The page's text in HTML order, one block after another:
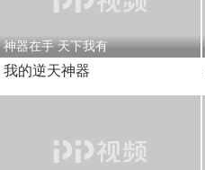
神器在手 天下我有
我的逆天神器